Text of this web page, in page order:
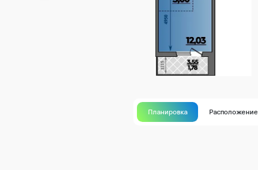
Планировка Расположение